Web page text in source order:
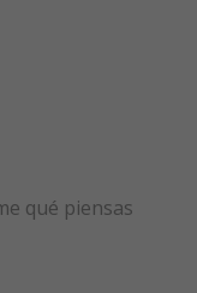
qué piensas